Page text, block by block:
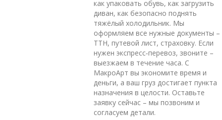
как упаковать обувь, как загрузить
диван, как безопасно поднять
тяжёлый холодильник. Мы
оформляем все нужные документы –
ТТН, путевой лист, страховку. Если
нужен экспресс‑перевоз, звоните –
выезжаем в течение часа. С
МакроАрт вы экономите время и
деньги, а ваш груз достигает пункта
назначения в целости. Оставьте
заявку сейчас – мы позвоним и
согласуем детали.